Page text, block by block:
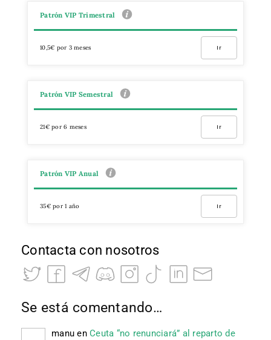
Patrón VIP Trimestral
10,5€ por 3 meses Ir
Patrón VIP Semestral
21€ por 6 meses Ir
Patrón VIP Anual
35€ por 1 año Ir
Contacta con nosotros
Se está comentando…
manu en Ceuta “no renunciará” al reparto de